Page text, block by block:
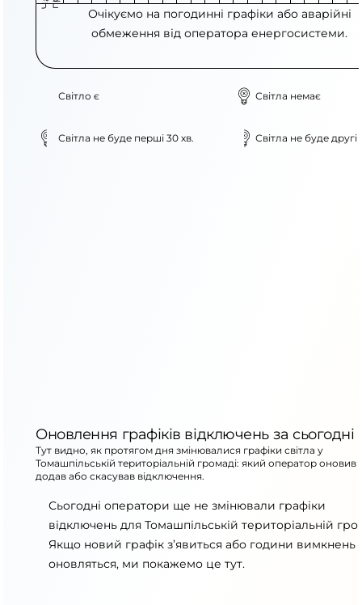
Очікуємо на погодинні графіки або аварійні
обмеження від оператора енергосистеми.
Світло є Світла немає
Світла не буде перші 30 хв. Світла не буде другі
Оновлення графіків відключень за сьогодні
Тут видно, як протягом дня змінювалися графіки світла у
Томашпільській територіальній громаді: який оператор оновив
додав або скасував відключення.
Сьогодні оператори ще не змінювали графіки
відключень для Томашпільській територіальній
Якщо новий графік з’явиться або години вимкнень
оновляться, ми покажемо це тут.